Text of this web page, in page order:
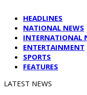
HEADLINES
NATIONAL NEWS
INTERNATIONAL
ENTERTAINMENT
SPORTS
FEATURES
LATEST NEWS